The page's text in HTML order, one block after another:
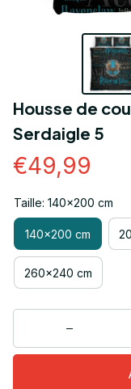
Housse de
Serdaigle 5
€49,99
Taille: 140x200 cm
140x200 cm
260x240 cm